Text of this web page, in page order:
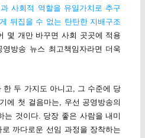
사회적 역할을 유일가치로 추구
뒤집을 수 없는 탄탄한 지배구조
몇 개만 바꾸면 사회 곳곳에 적용
방송 뉴스 최고책임자라면 더욱
한 두 가지도 아니고, 그 수준에 당
에 첫 걸음마는, 우선 공영방송의
는 것이다. 당장 좋은 사람을 내미
까다로운 선임 과정을 장착하는